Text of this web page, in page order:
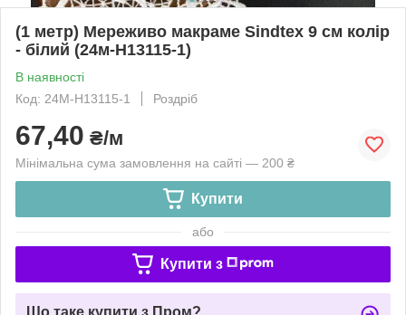
(1 метр) Мереживо макраме Sindtex 9 см колір
- білий (24м-H13115-1)
В наявності
Код: 24М-H13115-1
Роздріб
67,40 ₴/м
Мінімальна сума замовлення на сайті — 200 ₴
Купити
або
Купити з
Що таке купити з Пром?